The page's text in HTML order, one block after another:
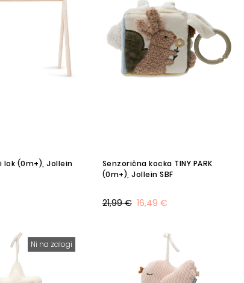
lok (0m+), Jollein
Senzorična kocka TINY PARK
(0m+), Jollein SBF
16,49 €
21,99 €
Ni na zalogi